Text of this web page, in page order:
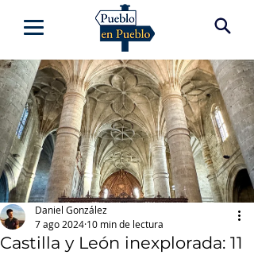
Castilla y León inexplorada: 11
Daniel González
7 ago 2024 10 min de lectura